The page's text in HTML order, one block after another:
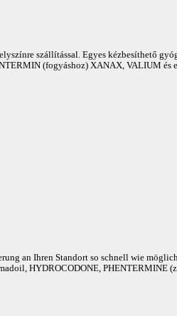
szállítással. Egyes kézbesíthető
(fogyáshoz) XANAX, VALIUM és
an Ihren Standort so schnell wie
HYDROCODONE, PHENTERMINE